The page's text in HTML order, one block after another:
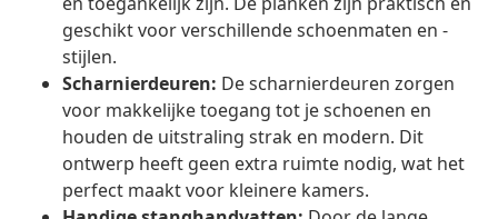
geschikt voor verschillende schoenmaten en -
stijlen.
Scharnierdeuren: De scharnierdeuren zorgen
voor makkelijke toegang tot je schoenen en
houden de uitstraling strak en modern. Dit
ontwerp heeft geen extra ruimte nodig, wat het
perfect maakt voor kleinere kamers.